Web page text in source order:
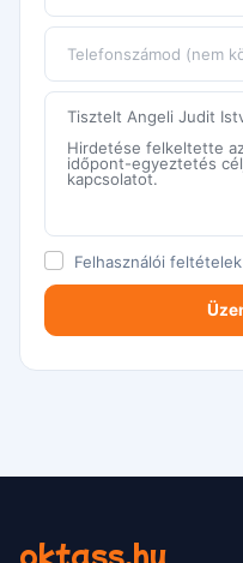
Felhasználói feltételek
oktass.hu